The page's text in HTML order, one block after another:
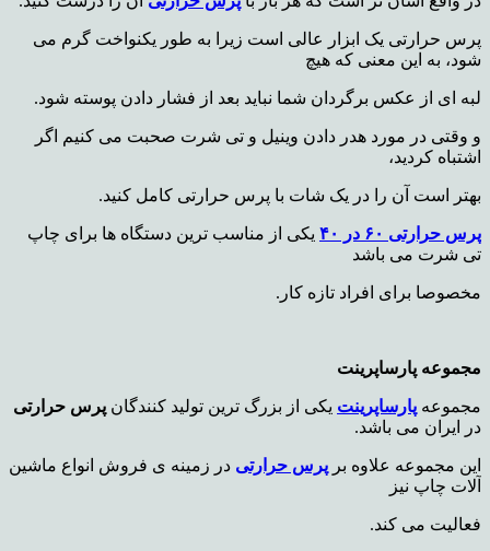
پرس حرارتی یک ابزار عالی است زیرا به طور یکنواخت گرم می
شود، به این معنی که هیچ
لبه ای از عکس برگردان شما نباید بعد از فشار دادن پوسته شود.
و وقتی در مورد هدر دادن وینیل و تی شرت صحبت می کنیم اگر
اشتباه کردید،
بهتر است آن را در یک شات با پرس حرارتی کامل کنید.
پرس حرارتی ۶۰ در ۴۰
یکی از مناسب ترین دستگاه ها برای چاپ
تی شرت می باشد
مخصوصا برای افراد تازه کار.
مجموعه پارساپرینت
مجموعه پارساپرینت یکی از بزرگ ترین تولید کنندگان پرس حرارتی
در ایران می باشد.
این مجموعه علاوه بر پرس حرارتی در زمینه ی فروش انواع ماشین
آلات چاپ نیز
فعالیت می کند.